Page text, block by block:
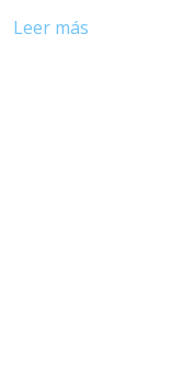
Leer más